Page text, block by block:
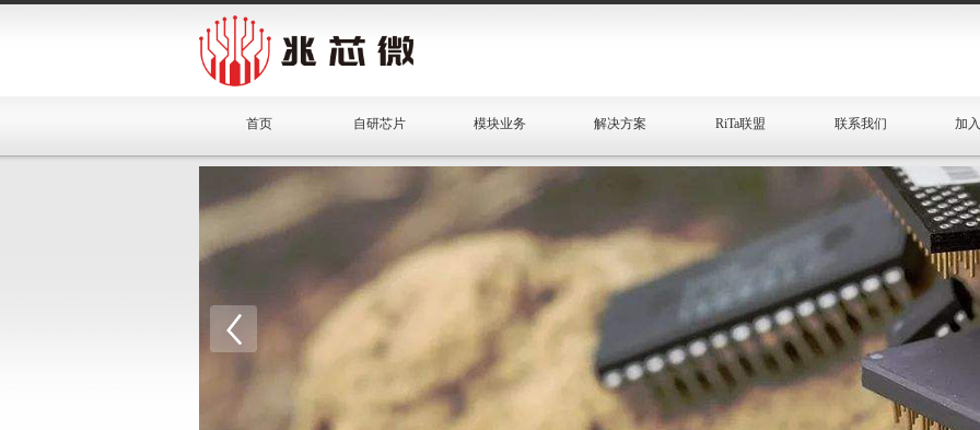
首页 自研芯片 模块业务 解决方案 RiTa联盟 联系我们 加